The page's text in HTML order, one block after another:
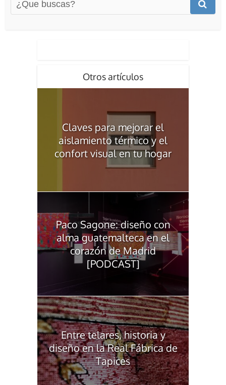
Otros artículos
Claves para mejorar el
aislamiento térmico y el
confort visual en tu hogar
Paco Sagone: diseño con
alma guatemalteca en el
corazón de Madrid
[PODCAST]
Entre telares, historia y
diseño en la Real Fábrica de
Tapices